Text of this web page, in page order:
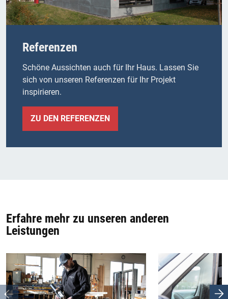
Referenzen
Schöne Aussichten auch für Ihr Haus. Lassen Sie
sich von unseren Referenzen für Ihr Projekt
inspirieren.
ZU DEN REFERENZEN
Erfahre mehr zu unseren anderen
Leistungen